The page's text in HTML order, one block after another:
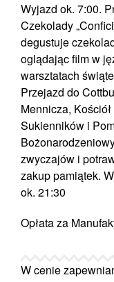
Wyjazd ok. 7:00.
Czekolady
degustuje
oglądając film w
warsztatach
Przejazd do
Mennicza,
Sukienników i
zwyczajów i
zakup pamiątek.
ok. 21:30
Opłata za
W cenie